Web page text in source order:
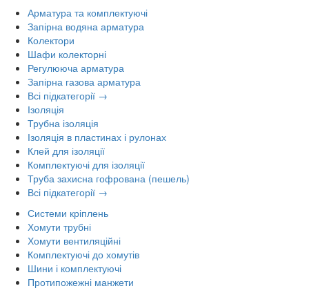
Арматура та комплектуючі
Запірна водяна арматура
Колектори
Шафи колекторні
Регулююча арматура
Запірна газова арматура
Всі підкатегорії →
Ізоляція
Трубна ізоляція
Ізоляція в пластинах і рулонах
Клей для ізоляції
Комплектуючі для ізоляції
Труба захисна гофрована (пешель)
Всі підкатегорії →
Системи кріплень
Хомути трубні
Хомути вентиляційні
Комплектуючі до хомутів
Шини і комплектуючі
Протипожежні манжети